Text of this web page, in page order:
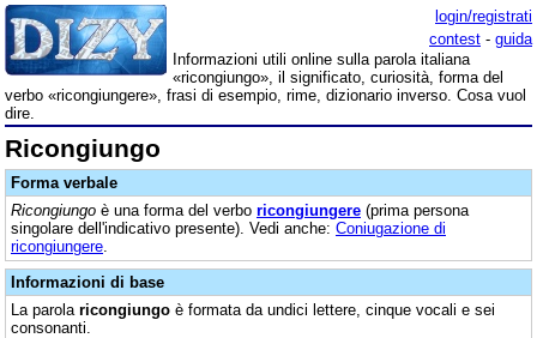
login/registrati
contest - guida
Informazioni utili online sulla parola italiana
«ricongiungo», il significato, curiosità, forma del
verbo «ricongiungere», frasi di esempio, rime, dizionario inverso. Cosa vuol
dire.
Ricongiungo
Forma verbale
Ricongiungo è una forma del verbo ricongiungere (prima persona
singolare dell'indicativo presente). Vedi anche: Coniugazione di
ricongiungere
Informazioni di base
La parola ricongiungo è formata da undici lettere, cinque vocali e sei
consonanti.